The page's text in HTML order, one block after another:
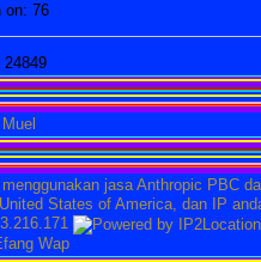
on: 76
24849
jasa Anthropic PBC
States of America, dan IP
Wap